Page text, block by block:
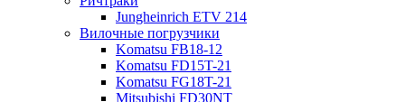
Jungheinrich ETV 214
Вилочные погрузчики
Komatsu FB18-12
Komatsu FD15T-21
Komatsu FG18T-21
Mitsubishi FD30NT